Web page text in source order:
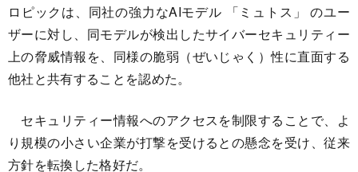
ロピックは、同社の強力なAIモデル 「ミュトス」 のユー
ザーに対し、同モデルが検出したサイバーセキュリティー
上の脅威情報を、同様の脆弱（ぜいじゃく）性に直面する
他社と共有することを認めた。
セキュリティー情報へのアクセスを制限することで、よ
り規模の小さい企業が打撃を受けるとの懸念を受け、従来
方針を転換した格好だ。